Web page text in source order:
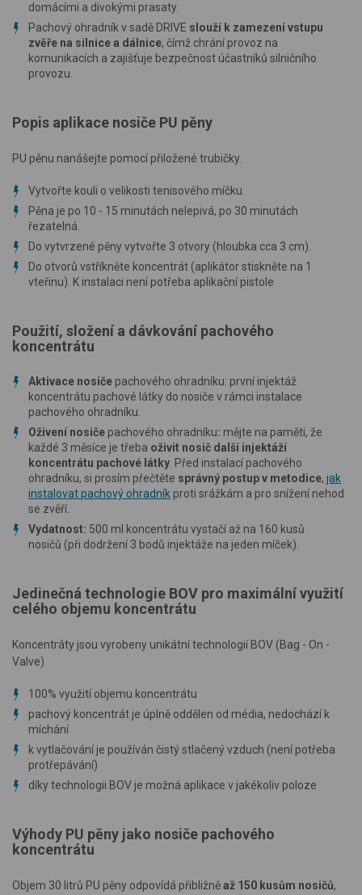
domácími a divokými prasaty.
Pachový ohradník v sadě DRIVE slouží k zamezení vstupu
zvěře na silnice a dálnice, čímž chrání provoz na
komunikacích a zajišťuje bezpečnost účastníků silničního
provozu.
Popis aplikace nosiče PU pěny
PU pěnu nanášejte pomocí přiložené trubičky.
Vytvořte kouli o velikosti tenisového míčku.
Pěna je po 10 - 15 minutách nelepivá, po 30 minutách
řezatelná.
Do vytvrzené pěny vytvořte 3 otvory (hloubka cca 3 cm).
Do otvorů vstříkněte koncentrát (aplikátor stiskněte na 1
vteřinu). K instalaci není potřeba aplikační pistole
Použití, složení a dávkování pachového
koncentrátu
Aktivace nosiče pachového ohradníku: první injektáž
koncentrátu pachové látky do nosiče v rámci instalace
pachového ohradníku.
Oživení nosiče pachového ohradníku: mějte na paměti, že
každé 3 měsíce je třeba oživit nosič další injektáží
koncentrátu pachové látky . Před instalací pachového
ohradníku, si prosím přečtěte správný postup v metodice, jak
instalovat pachový ohradník proti srážkám a pro snížení nehod
se zvěří.
Vydatnost: 500 ml koncentrátu vystačí až na 160 kusů
nosičů (při dodržení 3 bodů injektáže na jeden míček).
Jedinečná technologie BOV pro maximální využití
celého objemu koncentrátu
Koncentráty jsou vyrobeny unikátní technologií BOV (Bag - On -
Valve)
100% využití objemu koncentrátu
pachový koncentrát je úplně oddělen od média, nedochází k
míchání
k vytlačování je používán čistý stlačený vzduch (není potřeba
protřepávání)
díky technologii BOV je možná aplikace v jakékoliv poloze
Výhody PU pěny jako nosiče pachového
koncentrátu
Objem 30 litrů PU pěny odpovídá přibližněaž 150 kusům nosičů,